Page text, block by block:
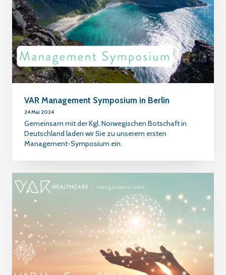
VAR Management Symposium in Berlin
24 Mai 2024
Gemeinsam mit der Kgl. Norwegischen Botschaft in
Deutschland laden wir Sie zu unserem ersten
Management-Symposium ein.